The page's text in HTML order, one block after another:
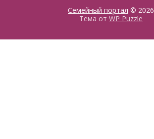
Семейный портал © 2026
Тема от WP Puzzle